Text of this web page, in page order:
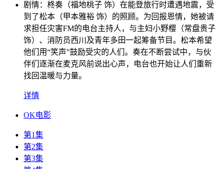
剧情： 柊奏（福地桃子 饰）在能登旅行时遭遇地震，受
到了松本（甲本雅裕 饰）的照顾。为回报恩情，她被请
求担任灾害FM的电台主持人，与主妇小野樱（常盘贵子
饰）、消防员西川及青年多田一起筹备节目。松本希望
他们用“笑声”鼓励受灾的人们。奏在不断尝试中，与伙
伴们逐渐在麦克风前说出心声，电台也开始让人们重新
找回温暖与力量。
详情
OK电影
第1集
第2集
第3集